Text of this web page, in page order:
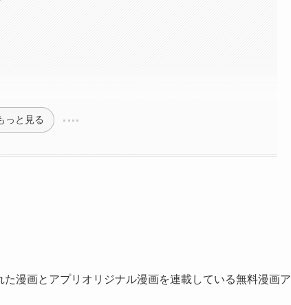
っと見る
漫画とアプリオリジナル漫画を連載している無料漫画ア